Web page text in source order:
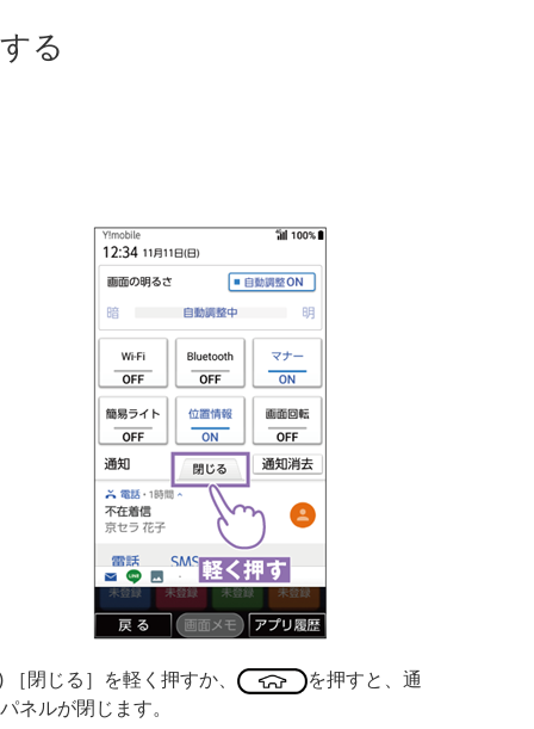
る
［閉じる］を軽く押すか、
を押すと、通
ネルが閉じます。